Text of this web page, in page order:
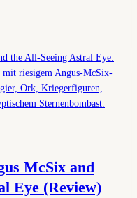
McSix and
Eye (Review)